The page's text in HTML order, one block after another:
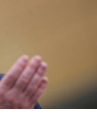
системой;